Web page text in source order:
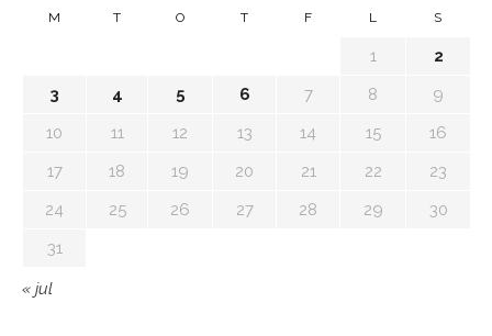
M T O T F L S
1
2
3
4 5 6 7 8
9
10
11 12 13 14 15
16
17
18 19 20 21 22
23
24
25 26 27 28 29
30
31
« jul